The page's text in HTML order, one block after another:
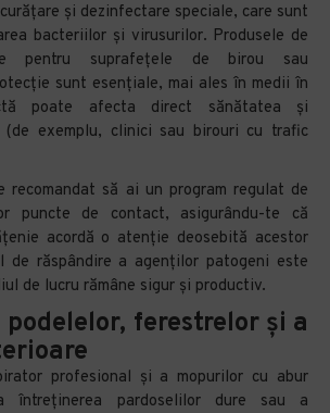
și dezinfectare speciale, care sunt
bacteriilor și virusurilor. Produsele de
pentru suprafețele de birou sau
sunt esențiale, mai ales în medii în
poate afecta direct sănătatea și
exemplu, clinici sau birouri cu trafic
recomandat să ai un program regulat de
puncte de contact, asigurându-te că
acordă o atenție deosebită acestor
de răspândire a agenților patogeni este
de lucru rămâne sigur și productiv.
podelelor, ferestrelor și a
profesional și a mopurilor cu abur
întreținerea pardoselilor dure sau a